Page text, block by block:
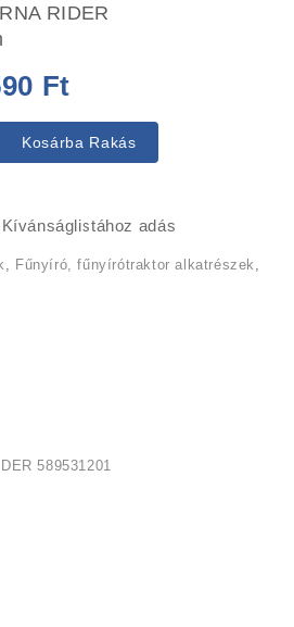
RIDER
Ft
price
is:
Kosárba Rakás
Kívánságlistához adás
Fűnyíró, fűnyírótraktor alkatrészek
589531201